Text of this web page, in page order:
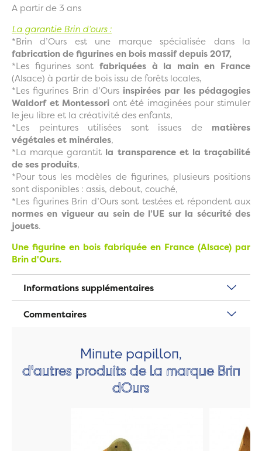
A partir de 3 ans
La garantie Brin d’ours :
*Brin d’Ours est une marque spécialisée dans la
fabrication de figurines en bois massif depuis 2017,
*Les figurines sont fabriquées à la main en France
(Alsace) à partir de bois issu de forêts locales,
*Les figurines Brin d’Ours inspirées par les pédagogies
Waldorf et Montessori ont été imaginées pour stimuler
le jeu libre et la créativité des enfants,
*Les peintures utilisées sont issues de matières
végétales et minérales,
*La marque garantit la transparence et la traçabilité
de ses produits,
*Pour tous les modèles de figurines, plusieurs positions
sont disponibles : assis, debout, couché,
*Les figurines Brin d’Ours sont testées et répondent aux
normes en vigueur au sein de l’UE sur la sécurité des
jouets.
Une figurine en bois fabriquée en France (Alsace) par
Brin d'Ours.
Informations supplémentaires
Commentaires
Minute papillon,
d'autres produits de la marque Brin
dOurs